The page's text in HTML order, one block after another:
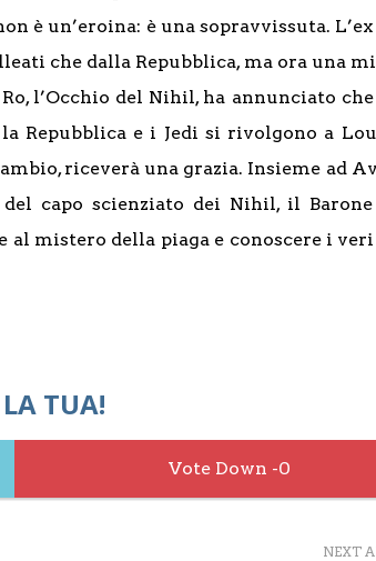
è un’eroina: è una sopravvissuta.
che dalla Repubblica, ma ora una
l’Occhio del Nihil, ha annunciato
Repubblica e i Jedi si rivolgono a
riceverà una grazia. Insieme ad
capo scienziato dei Nihil, il Barone
al mistero della piaga e conoscere i
TUA!
0
NEXT